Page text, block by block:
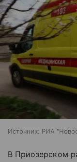
Источник: РИА
В Приозерском